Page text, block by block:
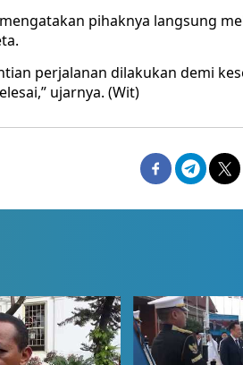
pihaknya langsung
perjalanan dilakukan demi
ujarnya. (Wit)